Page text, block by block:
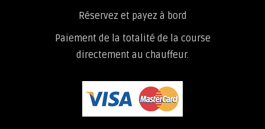
Réservez et payez à bord
Paiement de la totalité de la course
directement au chauffeur.